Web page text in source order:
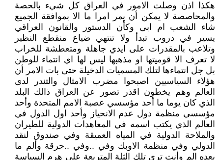
هكذا اذن وصلت الامور في العراق كل شيء بالحصة
والمحاصصة لا يمكن أن يمر امرا ما الا بموافقة الجميع
شاء الشعب ام ابى وكأن الدستور والقانون العراقي
يسير في دروب تبدأ ولا تنتهي ضياع منقطع النظير
وتلاعب بالمقدرات على ايدي جاهلة ومتعطشة للخراب
لا تعرف الا قوميتها او مذهبها ليس لها اي انتماء للوطن
بل جل انتماءها لتلك المسميات الدخيلة حتى بات الامر أن
هؤلاء السياسيين اصبحوا مضرب الامثال والتندر لدى
العالم وهم يخطون اقذر تصور عن العراق ذالك البلد
الذي كان يوما ما أحد مؤسسي عصبة الامم المتحدة وأحد
مؤسسي منظمة دول عدم الانحياز وأحد اول الدول في
العالم الذي يكتب اسمه في المعاهدات الدولية للطيران
والملاحة الدولية في المياه العميقة وفي صندوق لنقد
الدولي وفي منظمة الاوبك وفي ..وفي ..حرقة وألم ما
بعده الم وأنت ترى تلك الثلة المتربعة على هرم السياسة